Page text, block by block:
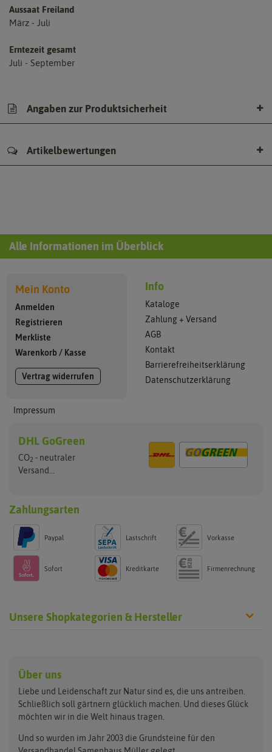
Aussaat Freiland
März - Juli
Erntezeit gesamt
Juli - September
Angaben zur Produktsicherheit
Artikelbewertungen
Alle Informationen im Überblick
Mein Konto
Anmelden
Registrieren
Merkliste
Warenkorb / Kasse
Vertrag widerrufen
Impressum
Info
Kataloge
Zahlung + Versand
AGB
Kontakt
Barrierefreiheitserklärung
Datenschutzerklärung
DHL GoGreen
CO2 - neutraler
Versand...
Zahlungsarten
Paypal Lastschrift Vorkasse
Sofort Kreditkarte Firmenrechnung
Unsere Shopkategorien & Hersteller
Anzuchtschalen
Erdbeertürme
Folien, Vliese und Netze
Keimsprossen
Saatgut für Werbezwecke
Samen-Sets
Benary
Buzzy Seeds
Clever Pots
Dürr-Samen
FLORTUS
Greenline
Grüne Oase
Über uns
Liebe und Leidenschaft zur Natur sind es, die uns antreiben.
Schließlich soll gärtnern glücklich machen. Und dieses Glück
möchten wir in die Welt hinaus tragen.
Und so wurden im Jahr 2003 die Grundsteine für den